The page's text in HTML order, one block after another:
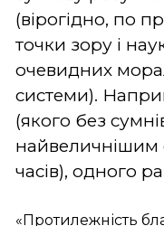
(вірогідно, по
точки зору і
очевидних
системи).
(якого без
найвеличнішим
часів), одного
«Протилежність